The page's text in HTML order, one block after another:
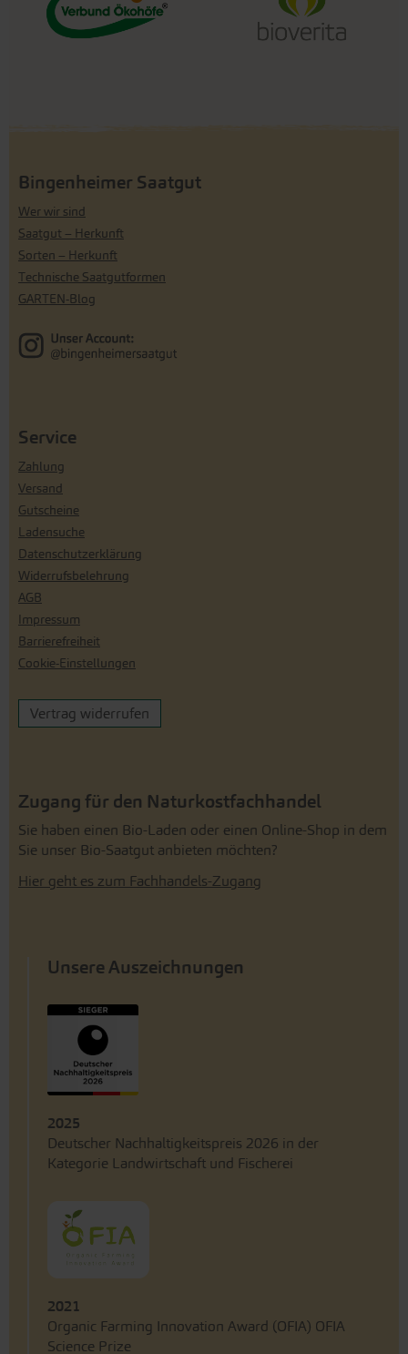
Bingenheimer Saatgut
Wer wir sind
Saatgut – Herkunft
Sorten – Herkunft
Technische Saatgutformen
GARTEN-Blog
Service
Zahlung
Versand
Gutscheine
Ladensuche
Datenschutzerklärung
Widerrufsbelehrung
AGB
Impressum
Barrierefreiheit
Cookie-Einstellungen
Vertrag widerrufen
Zugang für den Naturkostfachhandel
Sie haben einen Bio-Laden oder einen Online-Shop in dem
Sie unser Bio-Saatgut anbieten möchten?
Hier geht es zum Fachhandels-Zugang
Unsere Auszeichnungen
2025
Deutscher Nachhaltigkeitspreis 2026 in der
Kategorie Landwirtschaft und Fischerei
2021
Organic Farming Innovation Award (OFIA) OFIA
Science Prize